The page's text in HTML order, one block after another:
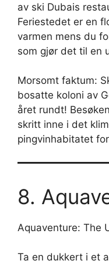
av ski Dubais
Feriestedet er en
varmen mens du
som gjør det til en
Morsomt faktum:
bosatte koloni av
året rundt!
skritt inne i det
pingvinhabitatet
8.
Aquaventure: The
Ta en dukkert i et